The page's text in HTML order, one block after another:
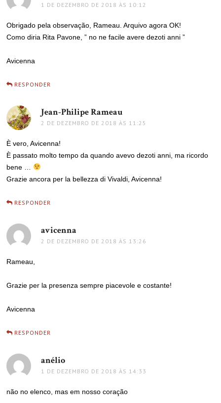
1 DE DEZEMBRO DE 2018 ÀS 10:12
Obrigado pela observação, Rameau. Arquivo agora OK!
Como diria Rita Pavone, ” no ne facile avere dezoti anni ”
Avicenna
RESPONDER
Jean-Philipe Rameau
2 DE DEZEMBRO DE 2018 ÀS 11:25
È vero, Avicenna!
È passato molto tempo da quando avevo dezoti anni, ma ricordo
bene …
Grazie ancora per la bellezza di Vivaldi, Avicenna!
RESPONDER
avicenna
2 DE DEZEMBRO DE 2018 ÀS 13:26
Rameau,
Grazie per la presenza sempre piacevole e costante!
Avicenna
RESPONDER
anélio
1 DE DEZEMBRO DE 2018 ÀS 14:33
não no elenco, mas em nosso coração